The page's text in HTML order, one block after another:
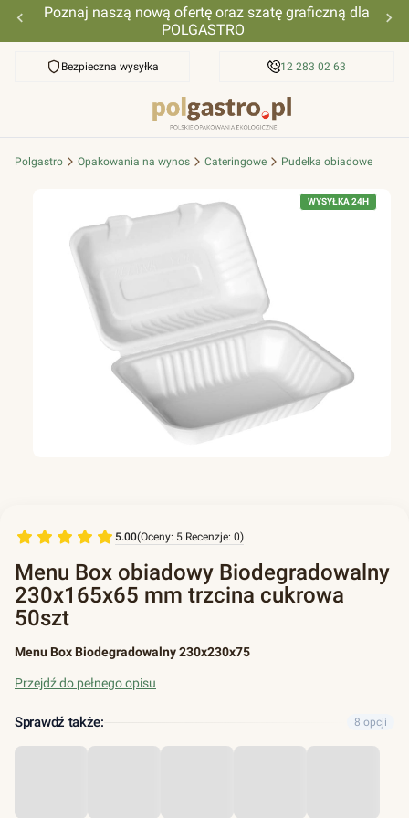
Poznaj naszą nową ofertę oraz szatę graficzną dla
POLGASTRO
Bezpieczna wysyłka Przyjazna pomoc
12 283 02 63
Polgastro Opakowania na wynos Cateringowe Pudełka obiadowe
WYSYŁKA 24H
5.00(Oceny: 5 Recenzje: 0)
Menu Box obiadowy Biodegradowalny
230x165x65 mm trzcina cukrowa
50szt
Menu Box Biodegradowalny 230x230x75
Przejdź do pełnego opisu
Sprawdź także: 8 opcji